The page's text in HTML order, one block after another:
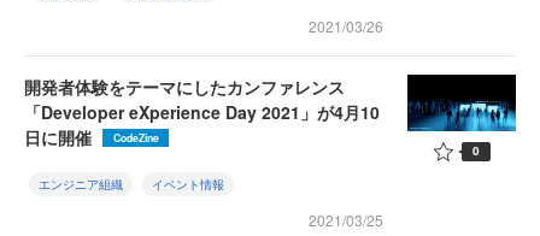
2021/03/26
開発者体験をテーマにしたカンファレンス
「Developer eXperience Day 2021」が4月10
日に開催
CodeZine
エンジニア組織 イベント情報
2021/03/25
0